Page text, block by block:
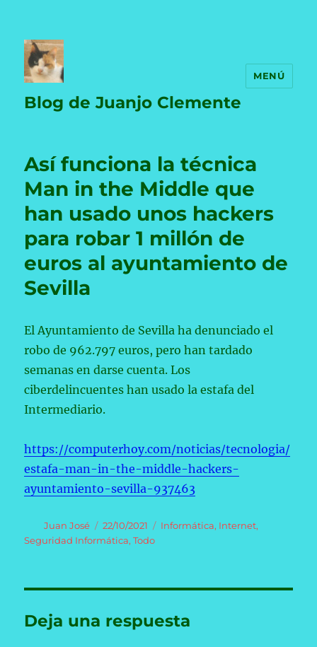
Blog de Juanjo Clemente
MENÚ
Así funciona la técnica
Man in the Middle que
han usado unos hackers
para robar 1 millón de
euros al ayuntamiento de
Sevilla
El Ayuntamiento de Sevilla ha denunciado el
robo de 962.797 euros, pero han tardado
semanas en darse cuenta. Los
ciberdelincuentes han usado la estafa del
Intermediario.
https://computerhoy.com/noticias/tecnologia/
estafa-man-in-the-middle-hackers-
ayuntamiento-sevilla-937463
Autor
Juan José
Publicado
el
22/10/2021 Categorías
Informática, Internet,
Seguridad Informática,Todo
Deja una respuesta